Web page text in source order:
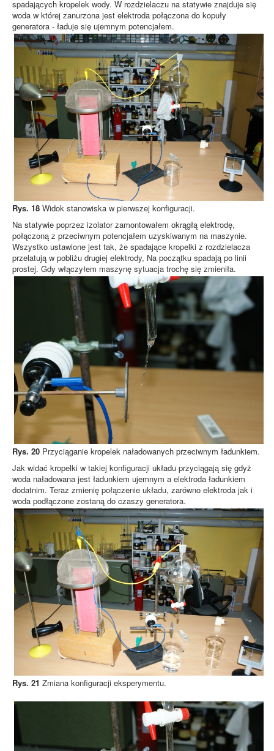
spadających kropelek wody. W rozdzielaczu na statywie znajduje się
woda w której zanurzona jest elektroda połączona do kopuły
generatora - ładuje się ujemnym potencjałem.
Rys. 18 Widok stanowiska w pierwszej konfiguracji.
Na statywie poprzez izolator zamontowałem okrągłą elektrodę,
połączoną z przeciwnym potencjałem uzyskiwanym na maszynie.
Wszystko ustawione jest tak, że spadające kropelki z rozdzielacza
przelatują w pobliżu drugiej elektrody, Na początku spadają po linii
prostej. Gdy włączyłem maszynę sytuacja trochę się zmieniła.
Rys. 20 Przyciąganie kropelek naładowanych przeciwnym ładunkiem.
Jak widać kropelki w takiej konfiguracji układu przyciągają się gdyż
woda naładowana jest ładunkiem ujemnym a elektroda ładunkiem
dodatnim. Teraz zmienię połączenie układu, zarówno elektroda jak i
woda podłączone zostaną do czaszy generatora.
Rys. 21 Zmiana konfiguracji eksperymentu.